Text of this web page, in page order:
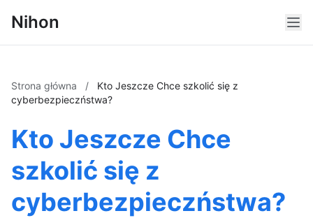
Nihon
Strona główna /
Kto Jeszcze Chce szkolić się z
cyberbezpieczństwa?
Kto Jeszcze Chce
szkolić się z
cyberbezpieczństwa?